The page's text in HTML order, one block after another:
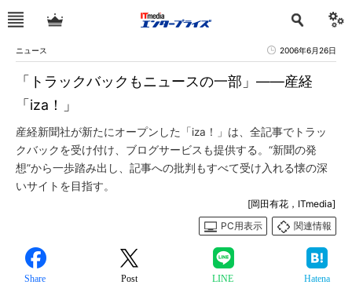
ニュース 2006年6月26日
「トラックバックもニュースの一部」――産経
「iza！」
産経新聞社が新たにオープンした「iza！」は、全記事でトラッ
クバックを受け付け、ブログサービスも提供する。“新聞の発
想”から一歩踏み出し、記事への批判もすべて受け入れる懐の深
いサイトを目指す。
[岡田有花，ITmedia]
PC用表示
関連情報
Share Post LINE Hatena